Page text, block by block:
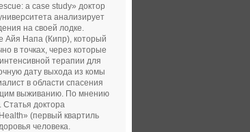
a case study» доктор
анализирует
на своей лодке.
Айя Напа (Кипр), который
в точках, через которые
терапии для
дату выхода из комы
в области спасения
выживанию. По мнению
Статья доктора
(первый квартиль
человека.